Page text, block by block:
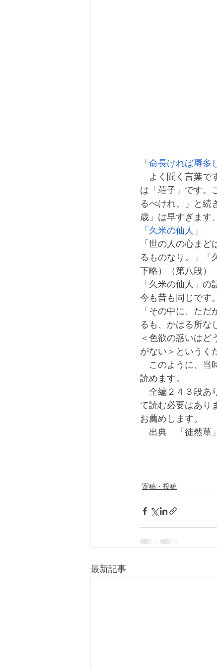
「 命長ければ辱多
よく聞く言葉で
は「荘子」です。
るべけれ。」と続
歳」は早すぎます
「久米の仙人」
「世の人の心ま
るものなり。」「
下略）（第八段）
「久米の仙人」
今も昔も同じです。
「その中に、た
るも、かはる所な
＜色欲の惑いはど
がない＞というく
このように、当
読めます。
全編２４３段あ
て読む必要はあり
お薦めします。
出典　「徒然草
投
寄稿・投稿
最新記事